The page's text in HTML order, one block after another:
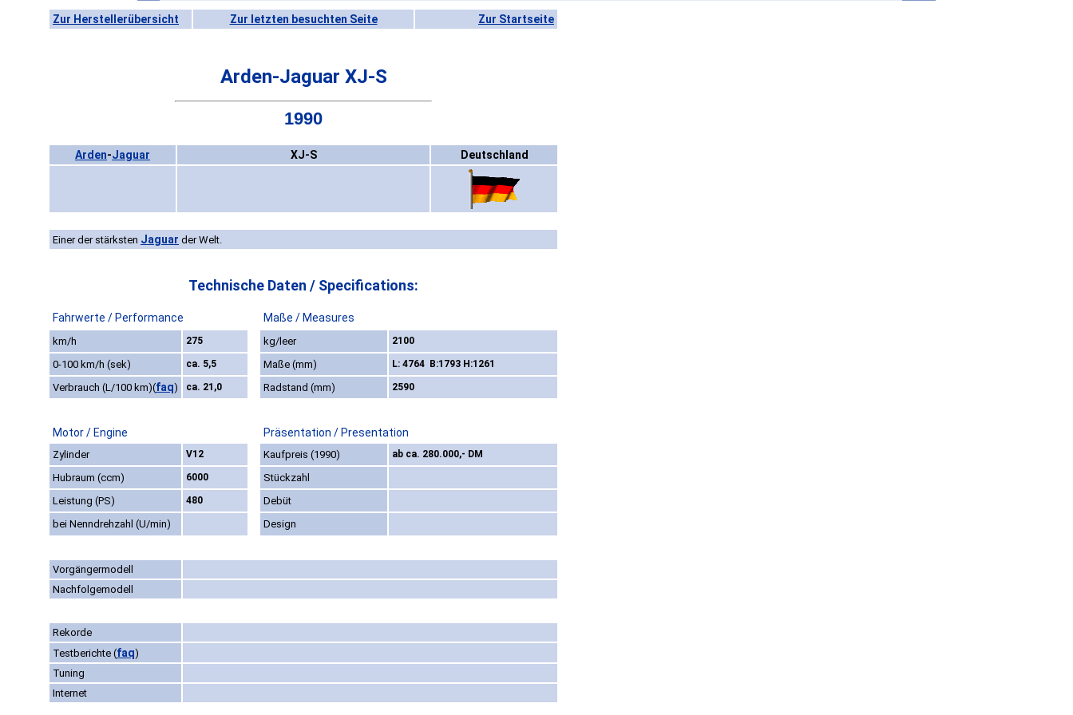
Zur Herstellerübersicht Zur letzten besuchten Seite Zur Startseite
Arden-Jaguar XJ-S
1990
Arden-Jaguar XJ-S Deutschland
Einer der stärksten Jaguar der Welt.
Technische Daten / Specifications:
Fahrwerte / Performance Maße / Measures
km/h 275 kg/leer 2100
0-100 km/h (sek) ca. 5,5 Maße (mm) L: 4764 B:1793 H:1261
Verbrauch (L/100 km)(faq) ca. 21,0 Radstand (mm) 2590
Motor / Engine Präsentation / Presentation
Zylinder V12 Kaufpreis (1990) ab ca. 280.000,- DM
Hubraum (ccm) 6000
Stückzahl
Leistung (PS)
480
Debüt
bei Nenndrehzahl (U/min)
Design
Vorgängermodell
Nachfolgemodell
Rekorde
Testberichte (faq)
Tuning
Internet